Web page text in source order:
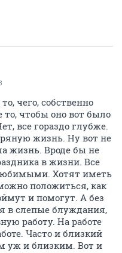
чего, собственно
чтобы оно вот было
все гораздо глубже.
жизнь. Ну вот не
жизнь. Вроде бы не
в жизни. Все
Хотят иметь
положиться, как
и помогут. А без
в слепые блуждания,
работу. На работе
Часто и близкий
уж и близким. Вот и